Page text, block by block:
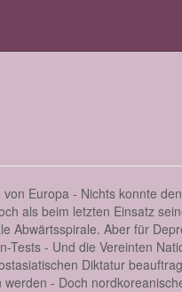
Europa - Nichts konnte
als beim letzten Einsatz
Abwärtsspirale. Aber für
Tests - Und die Vereinten
Diktatur
- Doch